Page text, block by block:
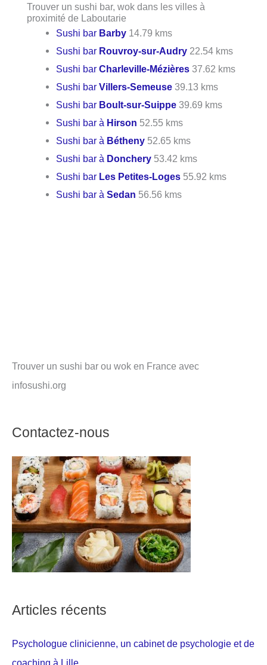
Trouver un sushi bar, wok dans les villes à
proximité de Laboutarie
Sushi bar Barby 14.79 kms
Sushi bar Rouvroy-sur-Audry 22.54 kms
Sushi barCharleville-Mézières 37.62 kms
Sushi barVillers-Semeuse 39.13 kms
Sushi bar Boult-sur-Suippe 39.69 kms
Sushi bar à Hirson 52.55 kms
Sushi bar à Bétheny 52.65 kms
Sushi bar à Donchery 53.42 kms
Sushi bar Les Petites-Loges 55.92 kms
Sushi bar àSedan 56.56 kms
Trouver un sushi bar ou wok en France avec
infosushi.org
Contactez-nous
Articles récents
Psychologue clinicienne, un cabinet de psychologie et de
coaching à Lille